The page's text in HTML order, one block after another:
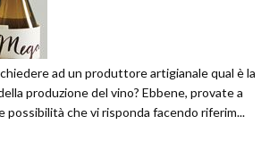
ad un produttore artigianale qual è la
produzione del vino? Ebbene, provate a
possibilità che vi risponda facendo riferim...